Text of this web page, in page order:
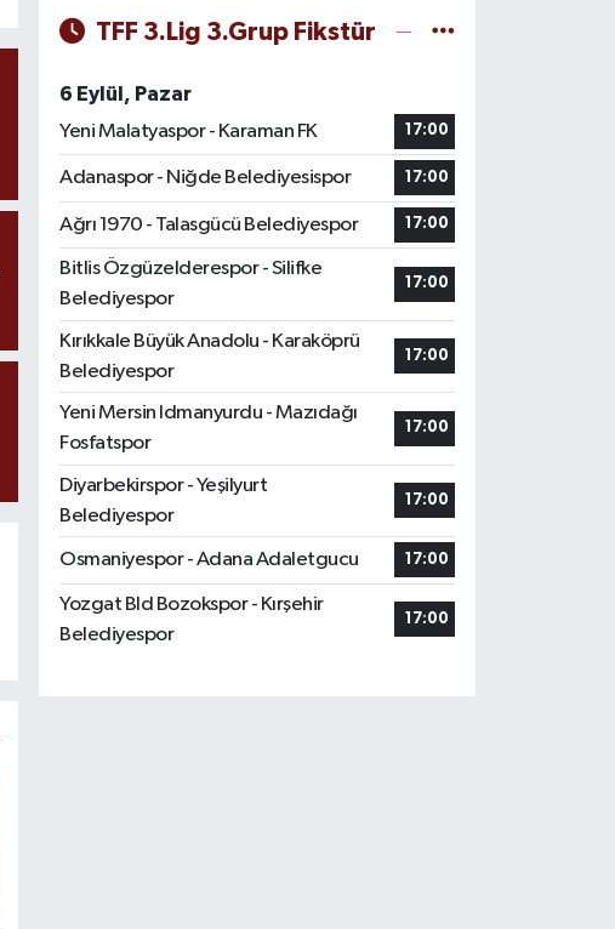
TFF 3.Lig 3.Grup Fikstür
6 Eylül, Pazar
Yeni Malatyaspor - Karaman FK
17:00
Adanaspor - Niğde Belediyesispor 17:00
Ağrı 1970 - Talasgücü Belediyespor 17:00
Bitlis Özgüzelderespor - Silifke
Belediyespor
17:00
Kırıkkale Büyük Anadolu - Karaköprü
Belediyespor
17:00
Yeni Mersin Idmanyurdu - Mazıdağı
Fosfatspor
17:00
Diyarbekirspor - Yeşilyurt
Belediyespor
17:00
Osmaniyespor - Adana Adaletgucu 17:00
Yozgat Bld Bozokspor - Kırşehir
Belediyespor
17:00